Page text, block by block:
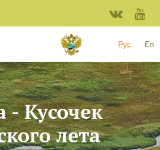
Рус
En
- Кусочек
лета